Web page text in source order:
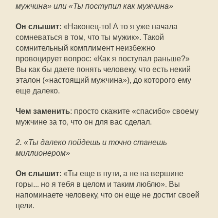
мужчина» или «Ты поступил как мужчина»
Он слышит: «Наконец-то! А то я уже начала
сомневаться в том, что ты мужик». Такой
сомнительный комплимент неизбежно
провоцирует вопрос: «Как я поступал раньше?»
Вы как бы даете понять человеку, что есть некий
эталон («настоящий мужчина»), до которого ему
еще далеко.
Чем заменить: просто скажите «спасибо» своему
мужчине за то, что он для вас сделал.
2. «Ты далеко пойдешь и точно станешь
миллионером»
Он слышит: «Ты еще в пути, а не на вершине
горы... но я тебя в целом и таким люблю». Вы
напоминаете человеку, что он еще не достиг своей
цели.